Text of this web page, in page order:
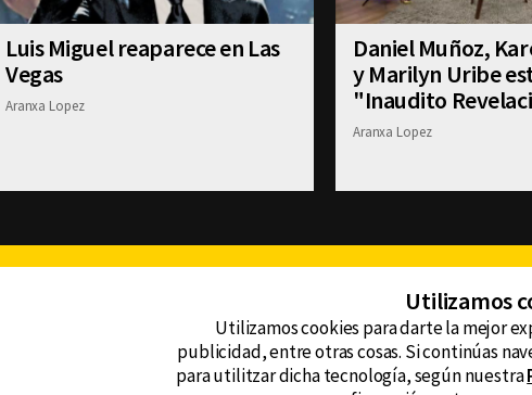
Luis Miguel reaparece en Las
Vegas
Aranxa Lopez
Daniel Muñoz,
y Marilyn Uribe
"Inaudito
Aranxa Lopez
RESERVADOS © CANAL 6 2026
la reproducción total o parcial, incluyendo
Utilizamos
Utilizamos cookies para darte la mejor
publicidad, entre otras cosas. Si continúas
para utilitzar dicha tecnología, según nuestra